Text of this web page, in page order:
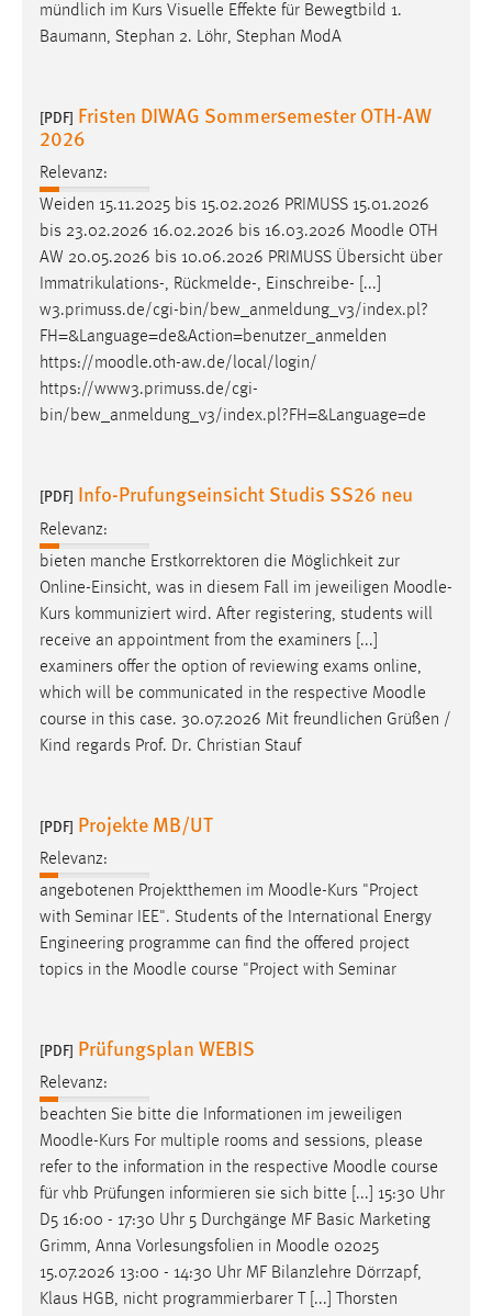
mündlich im Kurs Visuelle Effekte für Bewegtbild 1.
Baumann, Stephan 2. Löhr, Stephan ModA
[PDF] Fristen DIWAG Sommersemester OTH-AW
2026
Relevanz:
Weiden 15.11.2025 bis 15.02.2026 PRIMUSS 15.01.2026
bis 23.02.2026 16.02.2026 bis 16.03.2026 Moodle OTH
AW 20.05.2026 bis 10.06.2026 PRIMUSS Übersicht über
Immatrikulations-, Rückmelde-, Einschreibe- [...]
w3.primuss.de/cgi-bin/bew_anmeldung_v3/index.pl?
FH=&Language=de&Action=benutzer_anmelden
https://moodle.oth-aw.de/local/login/
https://www3.primuss.de/cgi-
bin/bew_anmeldung_v3/index.pl?FH=&Language=de
[PDF] Info-Prufungseinsicht Studis SS26 neu
Relevanz:
bieten manche Erstkorrektoren die Möglichkeit zur
Online-Einsicht, was in diesem Fall im jeweiligen Moodle-
Kurs kommuniziert wird. After registering, students will
receive an appointment from the examiners [...]
examiners offer the option of reviewing exams online,
which will be communicated in the respective Moodle
course in this case. 30.07.2026 Mit freundlichen Grüßen /
Kind regards Prof. Dr. Christian Stauf
[PDF] Projekte MB/UT
Relevanz:
angebotenen Projektthemen im Moodle-Kurs "Project
with Seminar IEE". Students of the International Energy
Engineering programme can find the offered project
topics in the Moodle course "Project with Seminar
[PDF] Prüfungsplan WEBIS
Relevanz:
beachten Sie bitte die Informationen im jeweiligen
Moodle-Kurs For multiple rooms and sessions, please
refer to the information in the respective Moodle course
für vhb Prüfungen informieren sie sich bitte [...] 15:30 Uhr
D5 16:00 - 17:30 Uhr 5 Durchgänge MF Basic Marketing
Grimm, Anna Vorlesungsfolien in Moodle 02025
15.07.2026 13:00 - 14:30 Uhr MF Bilanzlehre Dörrzapf,
Klaus HGB, nicht programmierbarer T [...] Thorsten
EXTERNE MEDIEN
Um Inhalte von Videoplattformen und Social Media
YouTube
Vimeo